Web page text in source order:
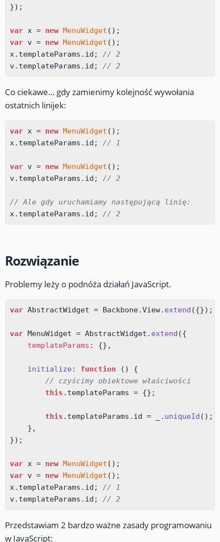
}) ;
var x = new MenuWidget ( ) ;
var v = new MenuWidget ( ) ;
x. templateParams . id ;
// 2
v. templateParams . id ; // 2
Co ciekawe… gdy zamienimy kolejność wywołania
ostatnich linijek:
var x = new MenuWidget ( ) ;
x. templateParams . id ; // 1
var v = new MenuWidget ( ) ;
v. templateParams . id ; // 2
// Ale gdy uruchamiamy następującą linię:
x. templateParams . id ; // 2
Rozwiązanie
Problemy leży o podnóża działań JavaScript.
var AbstractWidget = Backbone.View. extend ({}) ;
var MenuWidget = AbstractWidget . extend ({
templateParams : {} ,
initialize : function ( )
{
// czyścimy obiektowe właściwości
this . templateParams = {} ;
this . templateParams . id = . uniqueId ( ) ;
} ,
}) ;
var x = new MenuWidget ( ) ;
var v = new MenuWidget ( ) ;
x. templateParams . id ;
// 1
v. templateParams . id ; // 2
Przedstawiam 2 bardzo ważne zasady programowaniu
w JavaScript: